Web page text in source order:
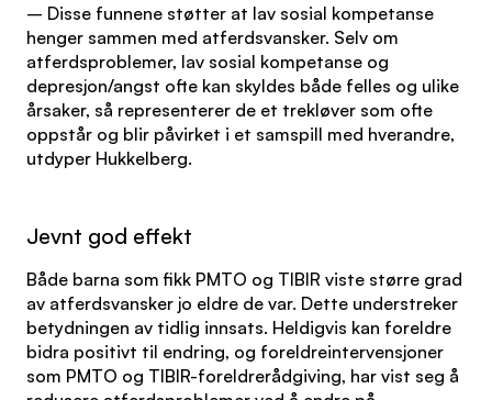
– Disse funnene støtter at lav sosial kompetanse
henger sammen med atferdsvansker. Selv om
atferdsproblemer, lav sosial kompetanse og
depresjon/angst ofte kan skyldes både felles og ulike
årsaker, så representerer de et trekløver som ofte
oppstår og blir påvirket i et samspill med hverandre,
utdyper Hukkelberg.
Jevnt god effekt
Både barna som fikk PMTO og TIBIR viste større grad
av atferdsvansker jo eldre de var. Dette understreker
betydningen av tidlig innsats. Heldigvis kan foreldre
bidra positivt til endring, og foreldreintervensjoner
som PMTO og TIBIR-foreldrerådgiving, har vist seg å